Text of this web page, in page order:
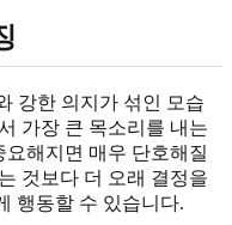
강한 의지가 섞인 모습
가장 큰 목소리를 내는
해지면 매우 단호해질
것보다 더 오래 결정을
행동할 수 있습니다.